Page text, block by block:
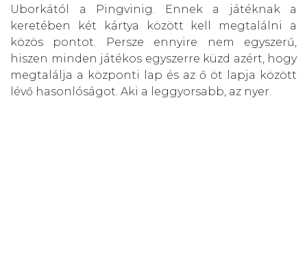
Uborkától a Pingvinig. Ennek a játéknak a
keretében két kártya között kell megtalálni a
közös pontot. Persze ennyire nem egyszerű,
hiszen minden játékos egyszerre küzd azért, hogy
megtalálja a központi lap és az ő öt lapja között
lévő hasonlóságot. Aki a leggyorsabb, az nyer.